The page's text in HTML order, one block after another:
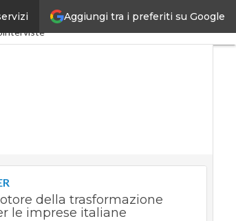
Aggiungi tra i preferiti su Google
della trasformazione
le imprese italiane